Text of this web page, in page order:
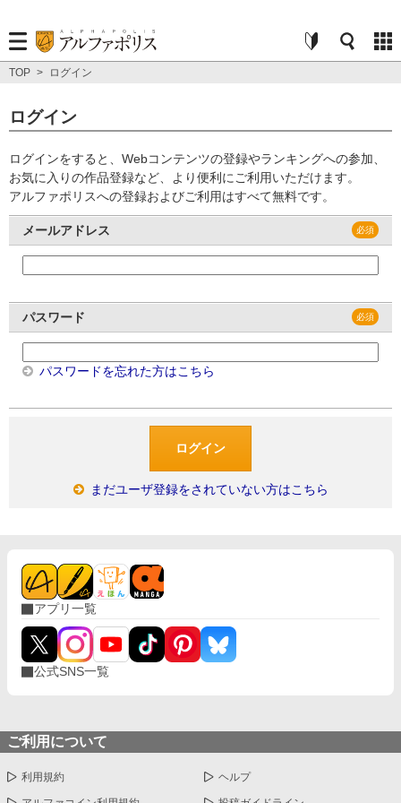
TOP > ログイン
ログイン
ログインをすると、Webコンテンツの登録やランキングへの参加、
お気に入りの作品登録など、より便利にご利用いただけます。
アルファポリスへの登録およびご利用はすべて無料です。
メールアドレス
パスワード
パスワードを忘れた方はこちら
まだユーザ登録をされていない方はこちら
アプリ一覧
公式SNS一覧
ご利用について
利用規約 ヘルプ